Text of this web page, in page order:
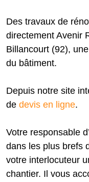
Des travaux de
directement Avenir
Billancourt (92),
du bâtiment.
Depuis notre site
de devis en ligne.
Votre responsable
dans les plus brefs
votre interlocuteur
chantier. Il vous